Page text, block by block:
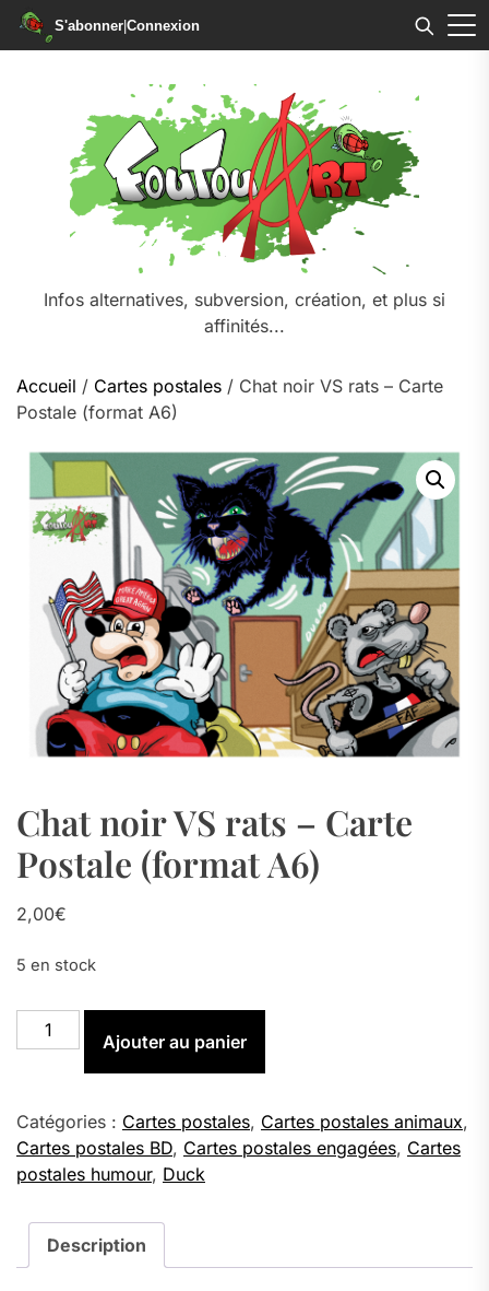
S'abonner|Connexion
Infos alternatives, subversion, création, et plus si
affinités...
Accueil / Cartes postales / Chat noir VS rats – Carte
Postale (format A6)
Chat noir VS rats – Carte
Postale (format A6)
2,00€
5 en stock
quantité
de
VS
rats
Carte
(format
A6)
Ajouter au panier
Catégories : Cartes postales, Cartes postales animaux,
Cartes postales BD, Cartes postales engagées, Cartes
postales humour, Duck
Description